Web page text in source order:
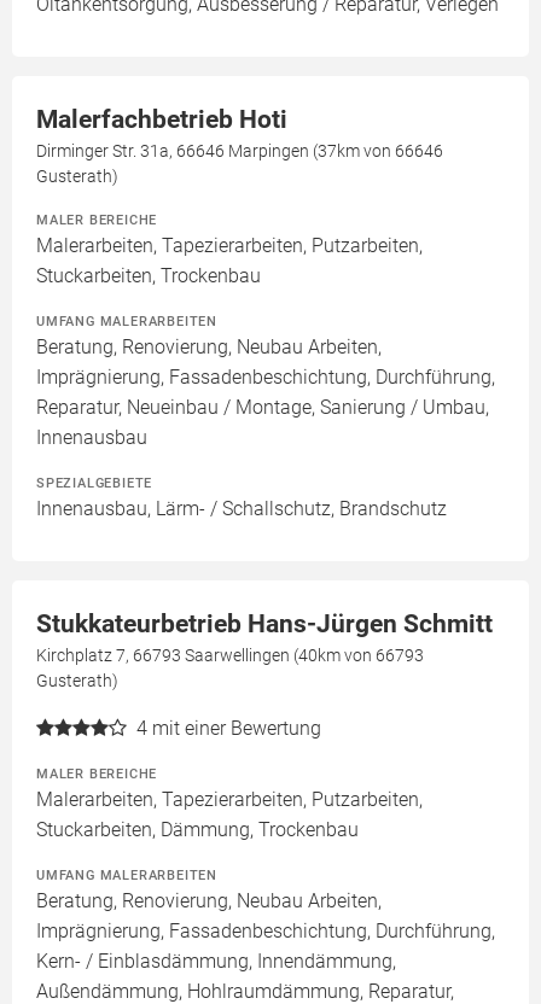
Malerfachbetrieb Hoti
Dirminger Str. 31a, 66646 Marpingen (37km von 66646
Gusterath)
MALER BEREICHE
Malerarbeiten, Tapezierarbeiten, Putzarbeiten,
Stuckarbeiten, Trockenbau
UMFANG MALERARBEITEN
Beratung, Renovierung, Neubau Arbeiten,
Imprägnierung, Fassadenbeschichtung, Durchführung,
Reparatur, Neueinbau / Montage, Sanierung / Umbau,
Innenausbau
SPEZIALGEBIETE
Innenausbau, Lärm- / Schallschutz, Brandschutz
Stukkateurbetrieb Hans-Jürgen Schmitt
Kirchplatz 7, 66793 Saarwellingen (40km von 66793
Gusterath)
4 mit einer Bewertung
MALER BEREICHE
Malerarbeiten, Tapezierarbeiten, Putzarbeiten,
Stuckarbeiten, Dämmung, Trockenbau
UMFANG MALERARBEITEN
Beratung, Renovierung, Neubau Arbeiten,
Imprägnierung, Fassadenbeschichtung, Durchführung,
Kern- / Einblasdämmung, Innendämmung,
Außendämmung, Hohlraumdämmung, Reparatur,